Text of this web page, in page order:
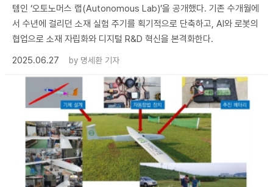
템인 ‘오토노머스 랩(Autonomous Lab)’을 공개했다. 기존 수개월에
서 수년에 걸리던 소재 실험 주기를 획기적으로 단축하고, AI와 로봇의
협업으로 소재 자립화와 디지털 R&D 혁신을 본격화한다.
2025.06.27
by 명세환 기자